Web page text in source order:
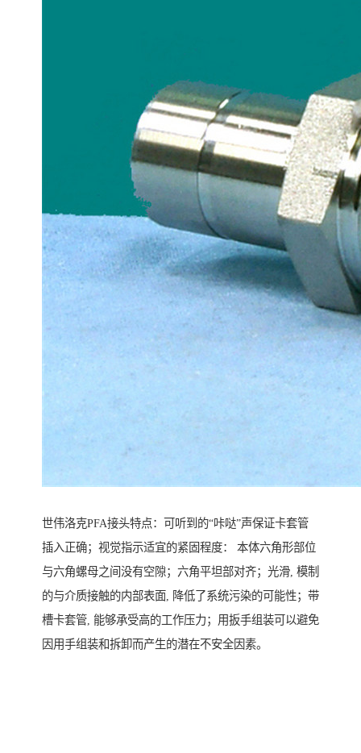
世伟洛克PFA接头特点：可听到的“咔哒”声保证卡套管
插入正确；视觉指示适宜的紧固程度： 本体六角形部位
与六角螺母之间没有空隙；六角平坦部对齐；光滑, 模制
的与介质接触的内部表面, 降低了系统污染的可能性；带
槽卡套管, 能够承受高的工作压力；用扳手组装可以避免
因用手组装和拆卸而产生的潜在不安全因素。